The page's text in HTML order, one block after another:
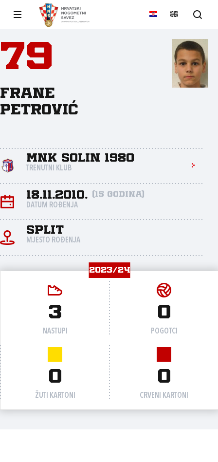
79
Frane
Petrović
MNK Solin 1980
TRENUTNI KLUB
18.11.2010. (15 godina)
DATUM ROĐENJA
Split
MJESTO ROĐENJA
2023/24
3
NASTUPI
0
POGOTCI
0
ŽUTI KARTONI
0
CRVENI KARTONI